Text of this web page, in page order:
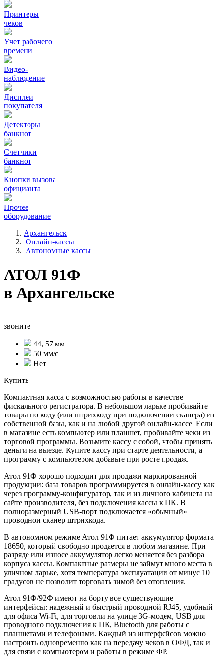
Принтеры
чеков
Учет рабочего
времени
Видео‑
наблюдение
Дисплеи
покупателя
Детекторы
банкнот
Счетчики
банкнот
Кнопки вызова
официанта
Прочее
оборудование
Архангельск
Онлайн-кассы
Автономные кассы
АТОЛ 91Ф
в Архангельске
звоните
44, 57 мм
50 мм/с
Нет
Купить
Компактная касса с возможностью работы в качестве
фискального регистратора. В небольшом ларьке пробивайте
товары по коду (или штрихкоду при подключении сканера) из
собственной базы, как и на любой другой онлайн-кассе. Если
в магазине есть компьютер или планшет, пробивайте чеки из
торговой программы. Возьмите кассу с собой, чтобы принять
деньги на выезде. Купите кассу при старте деятельности, а
программу с компьютером добавьте при росте продаж.
Атол 91Ф хорошо подходит для продажи маркированной
продукции: база товаров программируется в онлайн-кассу как
через программу-конфигуратор, так и из личного кабинета на
сайте производителя, без подключения кассы к ПК. В
полноразмерный USB-порт подключается «обычный»
проводной сканер штрихкода.
В автономном режиме Атол 91Ф питает аккумулятор формата
18650, который свободно продается в любом магазине. При
разряде или износе аккумулятор легко меняется без разбора
корпуса кассы. Компактные размеры не займут много места в
уличном ларьке, хотя температура эксплуатации от минус 10
градусов не позволит торговать зимой без отопления.
Атол 91Ф/92Ф имеют на борту все существующие
интерфейсы: надежный и быстрый проводной RJ45, удобный
для офиса Wi-Fi, для торговли на улице 3G-модем, USB для
проводного подключения к ПК, Bluetooth для работы с
планшетами и телефонами. Каждый из интерфейсов можно
настроить одновременно как на передачу чеков в ОФД, так и
для связи с компьютером и работы в режиме ФР.